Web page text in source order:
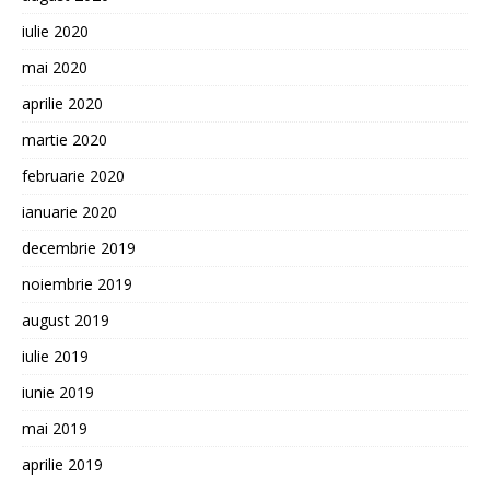
iulie 2020
mai 2020
aprilie 2020
martie 2020
februarie 2020
ianuarie 2020
decembrie 2019
noiembrie 2019
august 2019
iulie 2019
iunie 2019
mai 2019
aprilie 2019